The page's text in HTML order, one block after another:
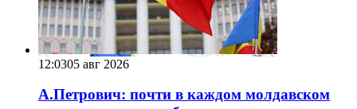
12:0305 авг 2026
А.Петрович: почти в каждом молдавском